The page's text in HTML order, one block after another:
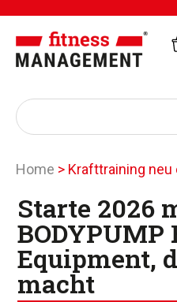
Home > Krafttraining neu
Starte 2026
Equipment,
macht